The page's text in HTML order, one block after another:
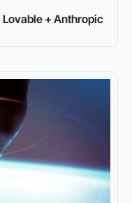
+ Anthropic